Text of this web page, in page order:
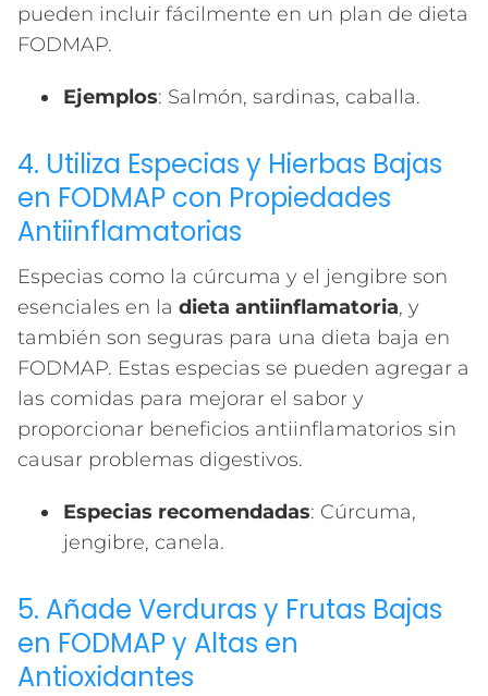
pueden incluir fácilmente en un plan de dieta
FODMAP.
Ejemplos: Salmón, sardinas, caballa.
4. Utiliza Especias y Hierbas Bajas
en FODMAP con Propiedades
Antiinflamatorias
Especias como la cúrcuma y el jengibre son
esenciales en la dieta antiinflamatoria, y
también son seguras para una dieta baja en
FODMAP. Estas especias se pueden agregar a
las comidas para mejorar el sabor y
proporcionar beneficios antiinflamatorios sin
causar problemas digestivos.
Especias recomendadas: Cúrcuma,
jengibre, canela.
5. Añade Verduras y Frutas Bajas
en FODMAP y Altas en
Antioxidantes